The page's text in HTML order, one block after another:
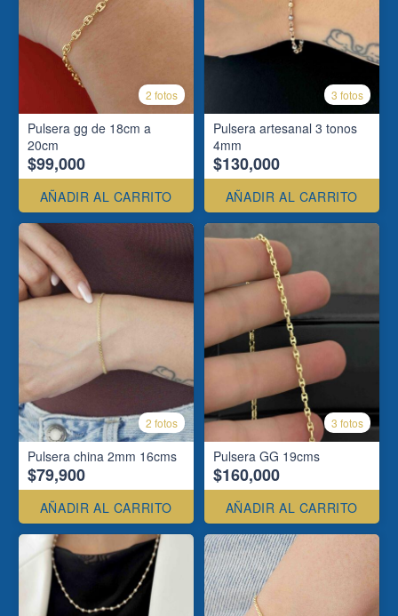
2 fotos
Pulsera gg de 18cm a
20cm
$99,000
AÑADIR AL CARRITO
3 fotos
Pulsera artesanal 3 tonos
4mm
$130,000
AÑADIR AL CARRITO
2 fotos
Pulsera china 2mm 16cms
$79,900
AÑADIR AL CARRITO
3 fotos
Pulsera GG 19cms
$160,000
AÑADIR AL CARRITO